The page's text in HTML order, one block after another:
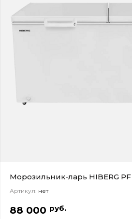
Морозильник-ларь HIBERG
Артикул: нет
88 000 руб.